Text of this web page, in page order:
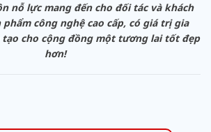
nỗ lực mang đến cho đối tác và khách
công nghệ cao cấp, có giá trị gia
tạo cho cộng đồng một tương lai tốt đẹp
hơn!